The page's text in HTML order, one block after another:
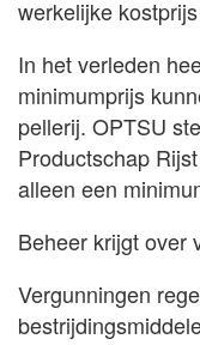
werkelijke
In het verleden
minimumprijs
pellerij. OPTSU
Productschap
alleen een
Beheer krijgt over
Vergunningen